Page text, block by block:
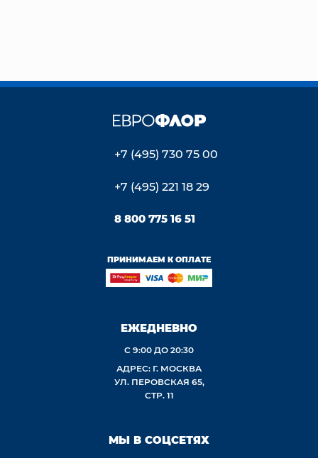
+7 (495) 730 75 00
+7 (495) 221 18 29
8 800 775 16 51
ПРИНИМАЕМ К ОПЛАТЕ
ЕЖЕДНЕВНО
С 9:00 ДО 20:30
АДРЕС: Г. МОСКВА
УЛ. ПЕРОВСКАЯ 65,
СТР. 11
МЫ В СОЦСЕТЯХ